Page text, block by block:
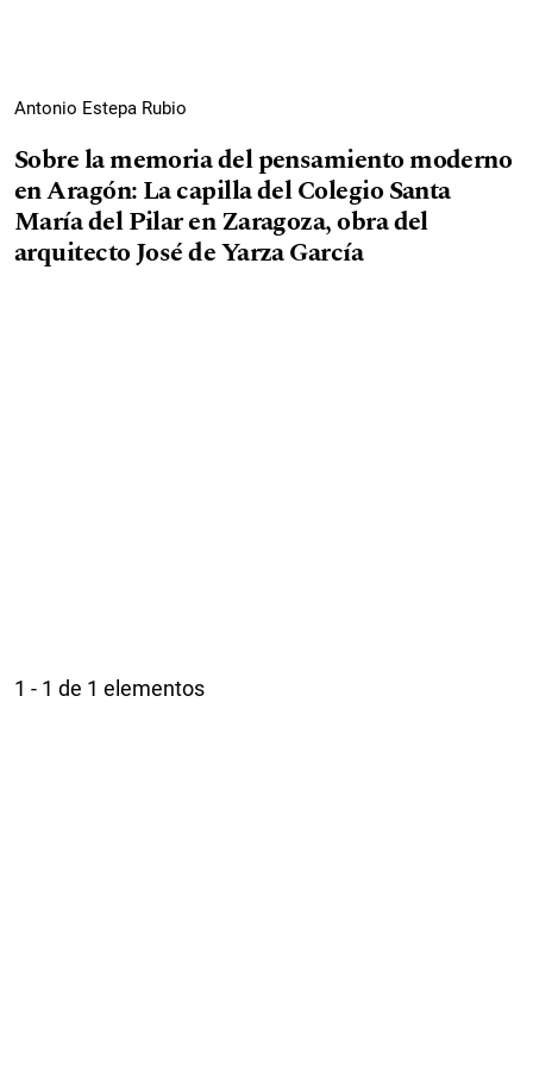
Antonio Estepa Rubio
Sobre la memoria del pensamiento moderno
en Aragón: La capilla del Colegio Santa
María del Pilar en Zaragoza, obra del
arquitecto José de Yarza García
1 - 1 de 1 elementos